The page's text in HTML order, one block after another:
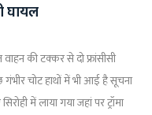
घायल
की टक्कर से दो फ्रांसीसी
चोट हाथों में भी आई है सूचना
में लाया गया जहां पर ट्रॉमा